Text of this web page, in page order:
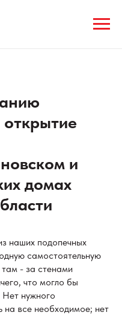
и
домах
наших подопечных
самостоятельную
- за стенами
что могло бы
Нет нужного
на все необходимое; нет